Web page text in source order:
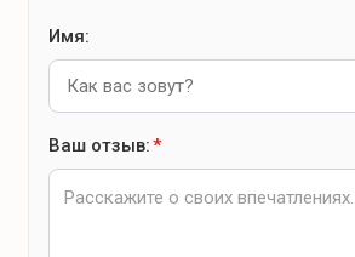
Имя:
Ваш отзыв:*